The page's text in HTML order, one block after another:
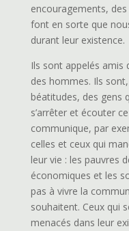
encouragements,
font en sorte que
durant leur existence.
Ils sont appelés amis
des hommes. Ils
béatitudes, des
s’arrêter et écouter
communique, par
celles et ceux qui
leur vie : les pauvres
économiques et les
pas à vivre la
souhaitent. Ceux qui
menacés dans leur